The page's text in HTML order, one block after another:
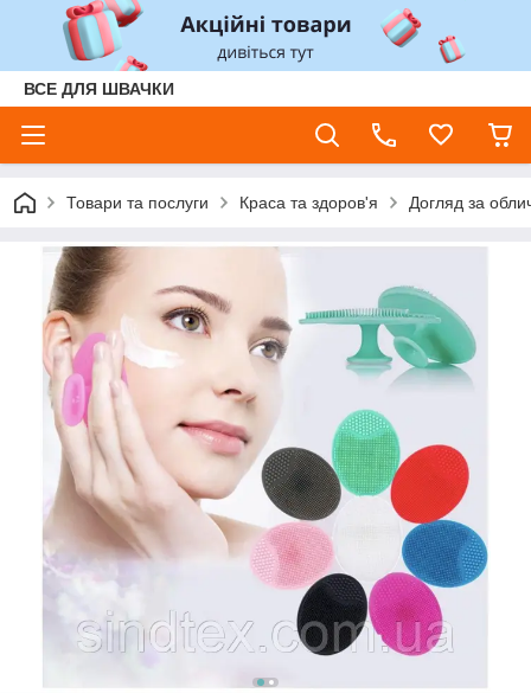
ВСЕ ДЛЯ ШВАЧКИ
Товари та послуги Краса та здоров'я Догляд за